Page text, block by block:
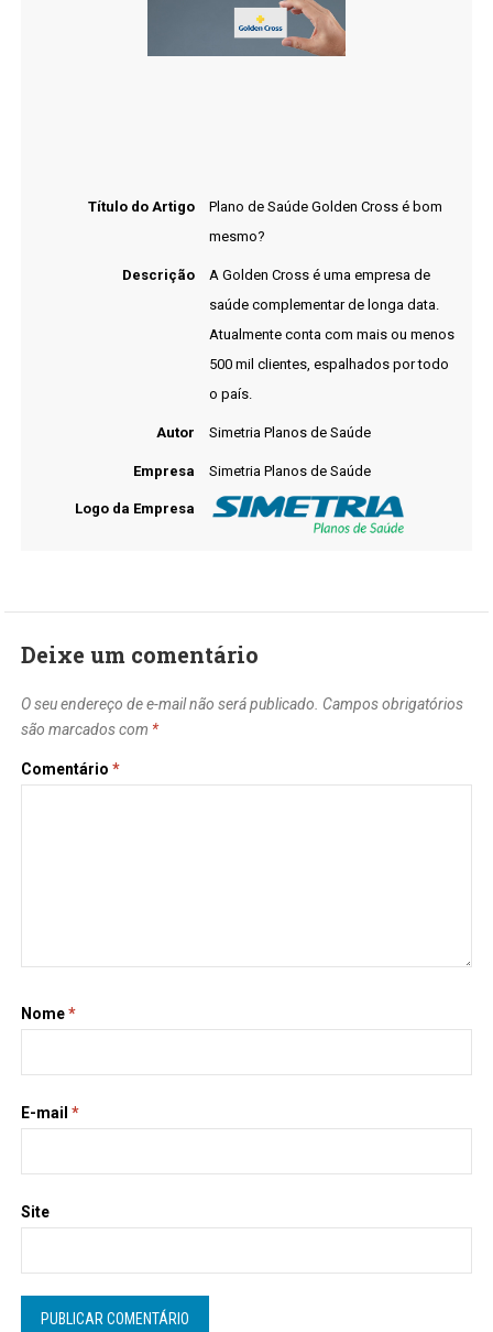
Título do Artigo
Plano de Saúde Golden Cross é bom
mesmo?
Descrição
A Golden Cross é uma empresa de
saúde complementar de longa data.
Atualmente conta com mais ou menos
500 mil clientes, espalhados por todo
o país.
Autor Simetria Planos de Saúde
Empresa Simetria Planos de Saúde
Logo da Empresa
Deixe um comentário
O seu endereço de e-mail não será publicado. Campos obrigatórios
são marcados com *
Comentário*
Nome*
E-mail*
Site